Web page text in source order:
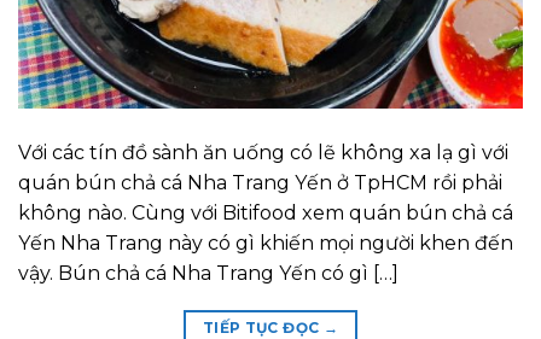
Với các tín đồ sành ăn uống có lẽ không xa lạ gì với
quán bún chả cá Nha Trang Yến ở TpHCM rồi phải
không nào. Cùng với Bitifood xem quán bún chả cá
Yến Nha Trang này có gì khiến mọi người khen đến
vậy. Bún chả cá Nha Trang Yến có gì […]
TIẾP TỤC ĐỌC →